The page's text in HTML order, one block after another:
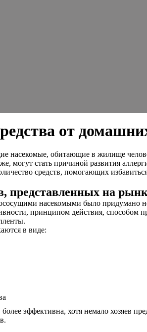
от
насекомые, обитающие в жилище
могут стать причиной развития
средств, помогающих
представленных на
насекомыми было придумано
принципом действия, способом
в виде:
эффективна, хотя немало хозяев